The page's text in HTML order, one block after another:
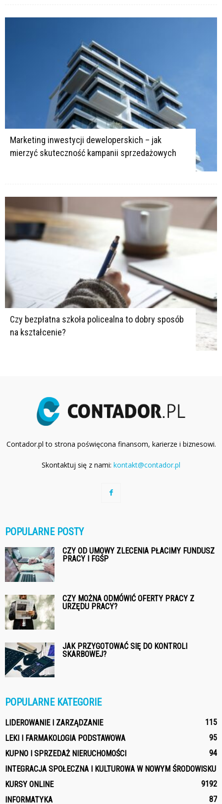
Marketing inwestycji deweloperskich – jak
mierzyć skuteczność kampanii sprzedażowych
Czy bezpłatna szkoła policealna to dobry sposób
na kształcenie?
Contador.pl to strona poświęcona finansom, karierze i biznesowi.
Skontaktuj się z nami: kontakt@contador.pl
POPULARNE POSTY
CZY OD UMOWY ZLECENIA PŁACIMY FUNDUSZ
PRACY I FGŚP
CZY MOŻNA ODMÓWIĆ OFERTY PRACY Z
URZĘDU PRACY?
JAK PRZYGOTOWAĆ SIĘ DO KONTROLI
SKARBOWEJ?
POPULARNE KATEGORIE
LIDEROWANIE I ZARZĄDZANIE
115
LEKI I FARMAKOLOGIA PODSTAWOWA
95
KUPNO I SPRZEDAŻ NIERUCHOMOŚCI
94
INTEGRACJA SPOŁECZNA I KULTUROWA W NOWYM ŚRODOWISKU
92
KURSY ONLINE
91
INFORMATYKA
87